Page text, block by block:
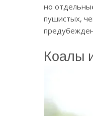
но
пушистых,
Коалы